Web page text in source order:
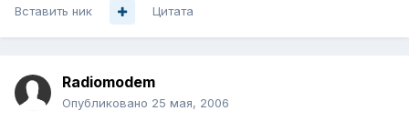
Вставить ник Цитата
Radiomodem
Опубликовано 25 мая, 2006